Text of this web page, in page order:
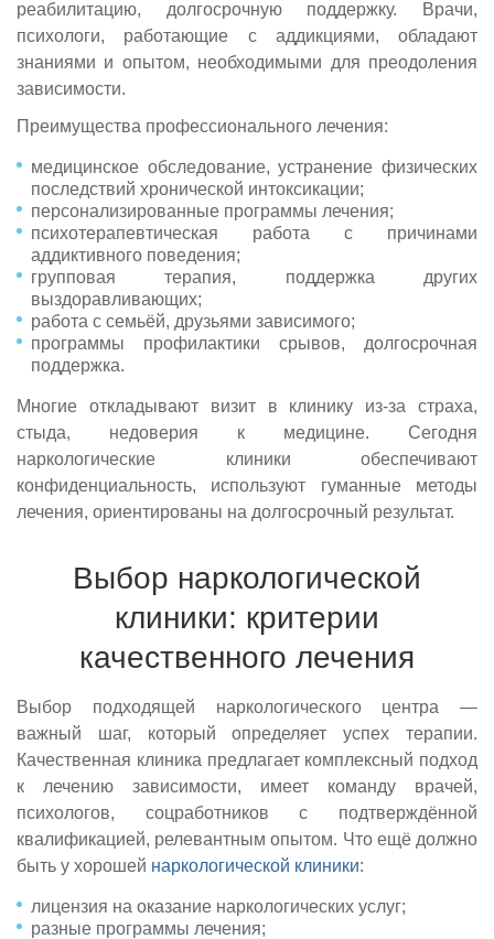
реабилитацию, долгосрочную поддержку. Врачи,
психологи, работающие с аддикциями, обладают
знаниями и опытом, необходимыми для преодоления
зависимости.
Преимущества профессионального лечения:
медицинское обследование, устранение физических
последствий хронической интоксикации;
персонализированные программы лечения;
психотерапевтическая работа с причинами
аддиктивного поведения;
групповая терапия, поддержка других
выздоравливающих;
работа с семьёй, друзьями зависимого;
программы профилактики срывов, долгосрочная
поддержка.
Многие откладывают визит в клинику из-за страха,
стыда, недоверия к медицине. Сегодня
наркологические клиники обеспечивают
конфиденциальность, используют гуманные методы
лечения, ориентированы на долгосрочный результат.
Выбор наркологической
клиники: критерии
качественного лечения
Выбор подходящей наркологического центра —
важный шаг, который определяет успех терапии.
Качественная клиника предлагает комплексный подход
к лечению зависимости, имеет команду врачей,
психологов, соцработников с подтверждённой
квалификацией, релевантным опытом. Что ещё должно
быть у хорошей наркологической клиники:
лицензия на оказание наркологических услуг;
разные программы лечения;